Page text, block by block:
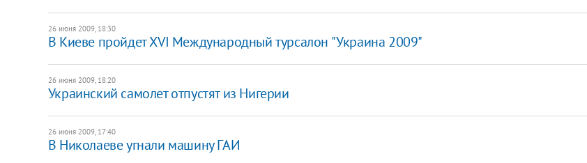
26 июня 2009, 18:30
В Киеве пройдет XVI Международный турсалон "Украина 2009"
26 июня 2009, 18:20
Украинский самолет отпустят из Нигерии
26 июня 2009, 17:40
В Николаеве угнали машину ГАИ